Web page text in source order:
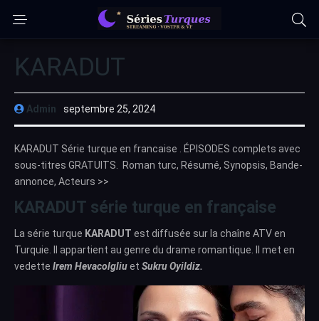
KARADUT
Admin septembre 25, 2024
KARADUT Série turque en francaise . ÉPISODES complets avec
sous-titres GRATUITS. Roman turc, Résumé, Synopsis, Bande-
annonce, Acteurs >>
KARADUT série turque en française
La série turque KARADUT est diffusée sur la chaîne ATV en
Turquie. Il appartient au genre du drame romantique. Il met en
vedette Irem Hevacolgliuet Sukru Oyildiz.